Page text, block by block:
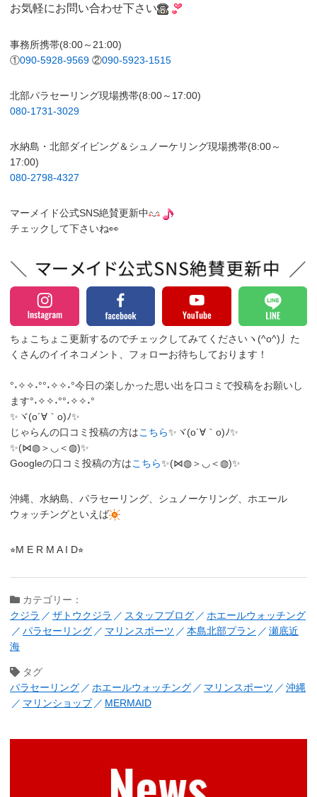
お気軽にお問い合わせ下さい
事務所携帯(8:00～21:00)
①090-5928-9569 ②090-5923-1515
北部パラセーリング現場携帯(8:00～17:00)
080-1731-3029
水納島・北部ダイビング＆シュノーケリング現場携帯(8:00～
17:00)
080-2798-4327
マーメイド公式SNS絶賛更新中
チェックして下さいね👀
ちょこちょこ更新するのでチェックしてみてくださいヽ(^o^)丿 た
くさんのイイネコメント、フォローお待ちしております！
°˖✧✧˖°°˖✧✧˖°今日の楽しかった思い出を口コミで投稿をお願いし
ます°˖✧✧˖°°˖✧✧˖°
✨ヾ(o´∀｀o)ﾉ✨
じゃらんの口コミ投稿の方はこちら✨ヾ(o´∀｀o)ﾉ✨
✨(⋈◍＞◡＜◍)✨
Googleの口コミ投稿の方はこちら✨(⋈◍＞◡＜◍)✨
沖縄、水納島、パラセーリング、シュノーケリング、ホエール
ウォッチングといえば
⭐︎M E R M A I D⭐︎
カテゴリー：
クジラ
ザトウクジラ スタッフブログ
ホエールウォッチング
パラセーリング
マリンスポーツ 本島北部プラン
瀬底近
海
タグ
パラセーリング
ホエールウォッチング マリンスポーツ
沖縄
マリンショップ
MERMAID